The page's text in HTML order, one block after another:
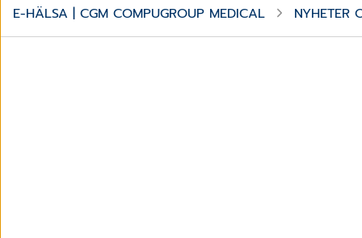
E-HÄLSA | CGM COMPUGROUP MEDICAL NYHETER